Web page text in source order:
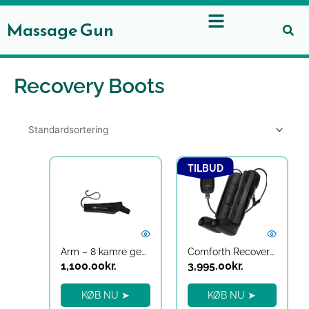
Gå
indholdet
Massage Gun
Recovery Boots
Arm – 8 kamre gen2
1,100.00 kr.
KØB NU ➤
TILBUD
Comforth Recovery Boots
Den
oprindelige
pris
4,995.00kr..
3,995.00 kr.
aktuelle
pris
er:
3,995.00kr..
KØB NU ➤